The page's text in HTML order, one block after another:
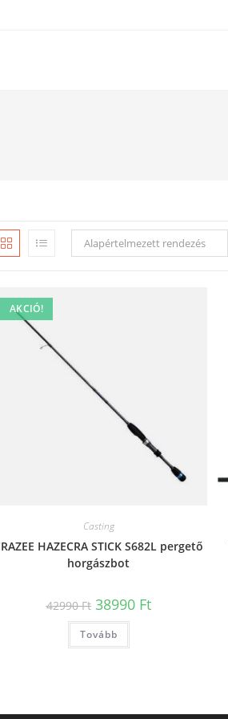
Alapértelmezett rendezés
AKCIÓ!
Casting
HAZECRA STICK S682L pergető
horgászbot
42990Ft Original
price
was:
42990 Ft.
38990 FtCurrent
price
Tovább